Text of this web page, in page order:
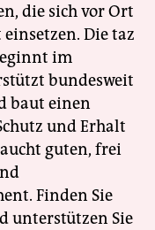
die sich vor Ort
Die taz
im
bundesweit
baut einen
und Erhalt
guten, frei
Finden Sie
unterstützen Sie